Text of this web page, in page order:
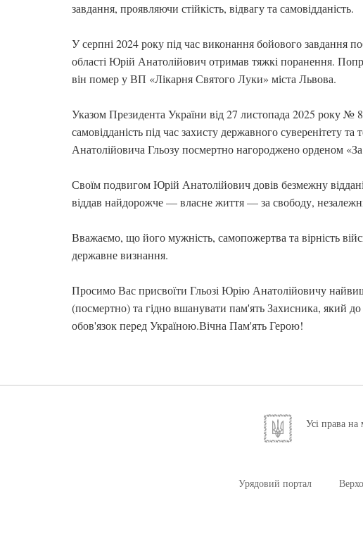
завдання, проявляючи стійкість, відвагу та самовідданість.
У серпні 2024 року під час виконання бойового завдання
області Юрій Анатолійович отримав тяжкі поранення.
він помер у ВП «Лікарня Святого Луки» міста Львова.
Указом Президента України від 27 листопада 2025 року №
самовідданість під час захисту державного суверенітету та
Анатолійовича Гльозу посмертно нагороджено орденом «За
Своїм подвигом Юрій Анатолійович довів безмежну
віддав найдорожче — власне життя — за свободу,
Вважаємо, що його мужність, самопожертва та вірність
державне визнання.
Просимо Вас присвоїти Гльозі Юрію Анатолійовичу
(посмертно) та гідно вшанувати пам'ять Захисника, який
обов'язок перед Україною.Вічна Пам'ять Герою!
Усі права на
Урядовий портал